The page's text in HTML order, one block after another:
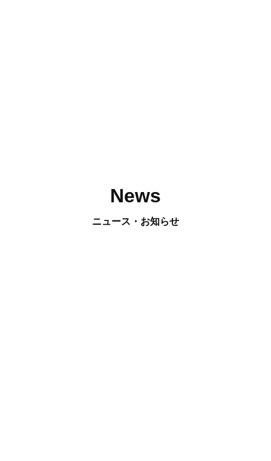
News
ニュース・お知らせ